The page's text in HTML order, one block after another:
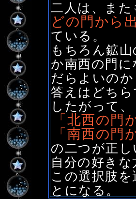
二人は、また
どの門から
ている。
もちろん鉱
か南西の門
だらよいのか
答えはどちら
したがって、
「北西の門
「南西の門
の二つが正し
自分の好き
この選択肢
とになる。